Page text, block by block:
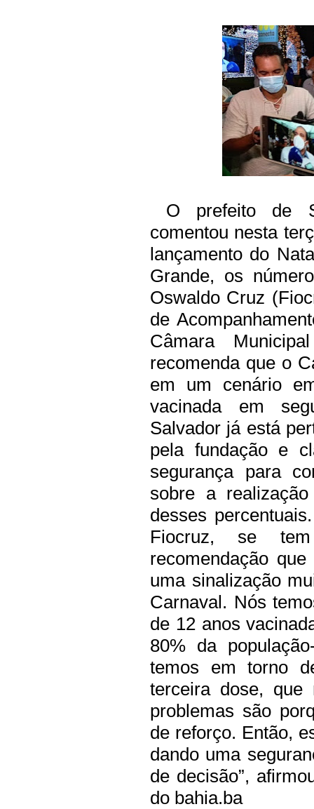
O prefeito de
comentou nesta
lançamento do
Grande, os
Oswaldo Cruz
de
Câmara
recomenda que o
em um cenário
vacinada em
Salvador já está
pela fundação e
segurança para
sobre a
desses
Fiocruz, se
recomendação
uma sinalização
Carnaval. Nós
de 12 anos
80% da
temos em torno
terceira dose, que
problemas são
de reforço. Então,
dando uma
de decisão”,
do bahia.ba